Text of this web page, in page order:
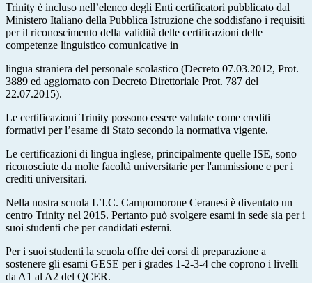
Trinity è incluso nell’elenco degli Enti certificatori pubblicato dal
Ministero Italiano della Pubblica Istruzione che soddisfano i requisiti
per il riconoscimento della validità delle certificazioni delle
competenze linguistico comunicative in
lingua straniera del personale scolastico (Decreto 07.03.2012, Prot.
3889 ed aggiornato con Decreto Direttoriale Prot. 787 del
22.07.2015).
Le certificazioni Trinity possono essere valutate come crediti
formativi per l’esame di Stato secondo la normativa vigente.
Le certificazioni di lingua inglese, principalmente quelle ISE, sono
riconosciute da molte facoltà universitarie per l'ammissione e per i
crediti universitari.
Nella nostra scuola L’I.C. Campomorone Ceranesi è diventato un
centro Trinity nel 2015. Pertanto può svolgere esami in sede sia per i
suoi studenti che per candidati esterni.
Per i suoi studenti la scuola offre dei corsi di preparazione a
sostenere gli esami GESE per i grades 1-2-3-4 che coprono i livelli
da A1 al A2 del QCER.